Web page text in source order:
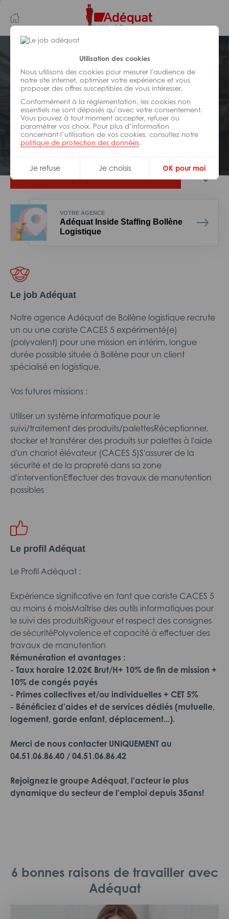
Utilisation des cookies
Nous utilisons des cookies pour mesurer l'audience de
notre site internet, optimiser votre expérience et vous
proposer des offres susceptibles de vous intéresser.
Conformément à la réglementation, les cookies non
essentiels ne sont déposés qu’avec votre consentement.
Vous pouvez à tout moment accepter, refuser ou
paramétrer vos choix. Pour plus d’information
concernant l’utilisation de vos cookies, consultez notre
politique de protection des données.
Je refuse Je choisis OK pour moi
au
contenu
principal
navigation
LOGISTIQUE
Réf : 0IP-240171
Cariste 5 expérimenté H/F
Interim Orange
VOTRE AGENCE
Adéquat Inside Staffing Bollène
Logistique
Le job Adéquat
Notre agence Adéquat de Bollène logistique recrute
un ou une cariste CACES 5 expérimenté(e)
(polyvalent) pour une mission en intérim, longue
durée possible située à Bollène pour un client
spécialisé en logistique.
Vos futures missions :
Utiliser un système informatique pour le
suivi/traitement des produits/palettesRéceptionner,
stocker et transférer des produits sur palettes à l'aide
d'un chariot élévateur (CACES 5)S'assurer de la
sécurité et de la propreté dans sa zone
d'interventionEffectuer des travaux de manutention
possibles
Le profil Adéquat
Le Profil Adéquat :
Expérience significative en tant que cariste CACES 5
au moins 6 moisMaîtrise des outils informatiques pour
le suivi des produitsRigueur et respect des consignes
de sécuritéPolyvalence et capacité à effectuer des
travaux de manutention
Rémunération et avantages :
- Taux horaire 12.02€ Brut/H+ 10% de fin de mission +
10% de congés payés
- Primes collectives et/ou individuelles + CET 5%
- Bénéficiez d'aides et de services dédiés (mutuelle,
logement, garde enfant, déplacement...).
Merci de nous contacter UNIQUEMENT au
04.51.06.86.40 / 04.51.06.86.42
Rejoignez le groupe Adéquat, l'acteur le plus
dynamique du secteur de l'emploi depuis 35ans!
6 bonnes raisons de travailler avec
Adéquat